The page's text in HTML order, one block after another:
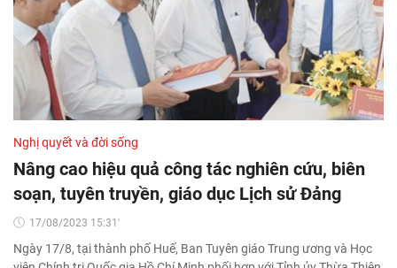
Nghị quyết và đời sống
Nâng cao hiệu quả công tác nghiên cứu, biên
soạn, tuyên truyền, giáo dục Lịch sử Đảng
17/08/2023 15:31'
Ngày 17/8, tại thành phố Huế, Ban Tuyên giáo Trung ương và Học